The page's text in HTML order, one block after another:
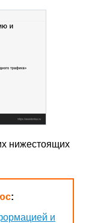
нижестоящих
:
и